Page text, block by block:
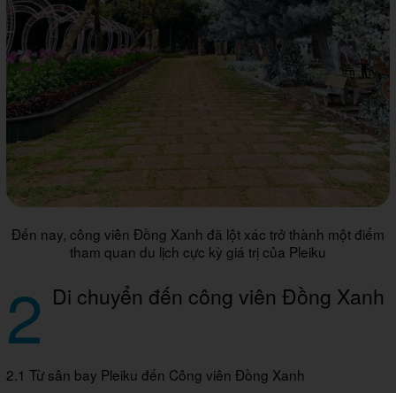
Đến nay, công viên Đồng Xanh đã lột xác trở thành một điểm
tham quan du lịch cực kỳ giá trị của Pleiku
2 Di chuyển đến công viên Đồng Xanh
2.1 Từ sân bay Pleiku đến Công viên Đồng Xanh